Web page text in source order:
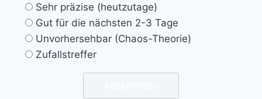
Sehr präzise (heutzutage)
Gut für die nächsten 2-3 Tage
Unvorhersehbar (Chaos-Theorie)
Zufallstreffer